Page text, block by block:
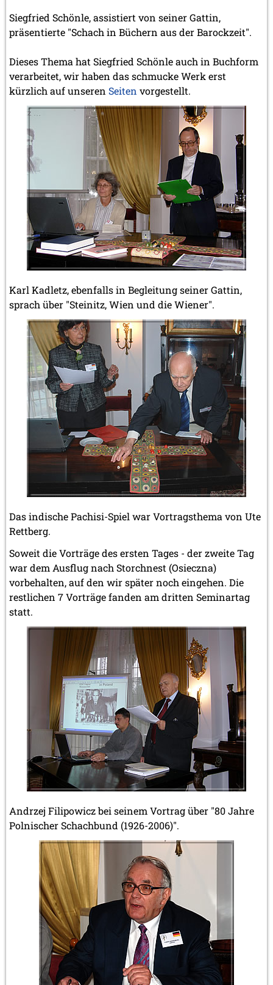
Siegfried Schönle, assistiert von seiner Gattin,
präsentierte "Schach in Büchern aus der Barockzeit".
Dieses Thema hat Siegfried Schönle auch in Buchform
verarbeitet, wir haben das schmucke Werk erst
kürzlich auf unseren Seiten vorgestellt.
Karl Kadletz, ebenfalls in Begleitung seiner Gattin,
sprach über "Steinitz, Wien und die Wiener".
Das indische Pachisi-Spiel war Vortragsthema von Ute
Rettberg.
Soweit die Vorträge des ersten Tages - der zweite Tag
war dem Ausflug nach Storchnest (Osieczna)
vorbehalten, auf den wir später noch eingehen. Die
restlichen 7 Vorträge fanden am dritten Seminartag
statt.
Andrzej Filipowicz bei seinem Vortrag über "80 Jahre
Polnischer Schachbund (1926-2006)".